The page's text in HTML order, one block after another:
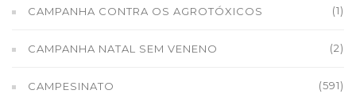
CAMPANHA CONTRA OS AGROTÓXICOS (1)
CAMPANHA NATAL SEM VENENO (2)
CAMPESINATO (591)